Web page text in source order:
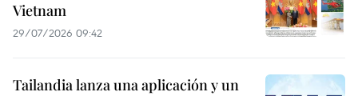
Vietnam
29/07/2026 09:42
Tailandia lanza una aplicación y un